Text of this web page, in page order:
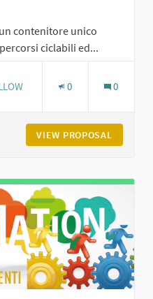
contenitore unico
ciclabili ed...
0 0
VIEW PROPOSAL